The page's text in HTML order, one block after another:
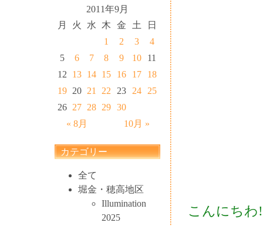
2011年9月
月
火 水 木 金 土 日
« 8月 10月 »
1 2 3
4
5
6 7 8 9 10
11
12
13 14 15 16 17
18
19 20 21 22 23 24
25
26 27 28 29 30
カテゴリー
全て
堀金・穂高地区
Illumination
2025
こんにちわ